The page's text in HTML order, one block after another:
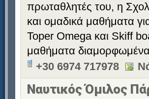
πρωταθλητές του, η
και ομαδικά μαθήματα
Toper Omega και Skiff
μαθήματα
+30 6974 717978
Ναυτικός Όμιλος